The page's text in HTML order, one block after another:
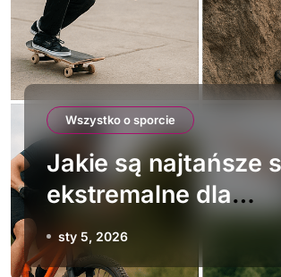
Wszystko o sporcie
Jakie są najtańsze
ekstremalne dla
początkujących
sty 5, 2026